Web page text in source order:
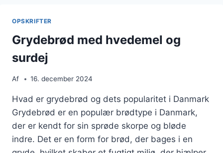
OPSKRIFTER
Grydebrød med hvedemel og
surdej
Af 16. december 2024
Hvad er grydebrød og dets popularitet i Danmark
Grydebrød er en populær brødtype i Danmark,
der er kendt for sin sprøde skorpe og bløde
indre. Det er en form for brød, der bages i en